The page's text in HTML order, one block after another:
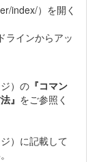
index/）を開く
ラインからアッ
）の 『コマン
』 をご参照く
）に記載して